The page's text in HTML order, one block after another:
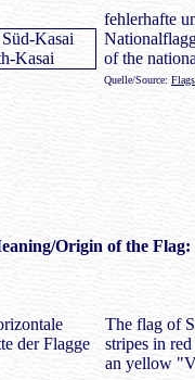
fehlerhafte
of the
Quelle/Source:
Origin of the Flag:
der Flagge
The flag of
stripes in
an yellow